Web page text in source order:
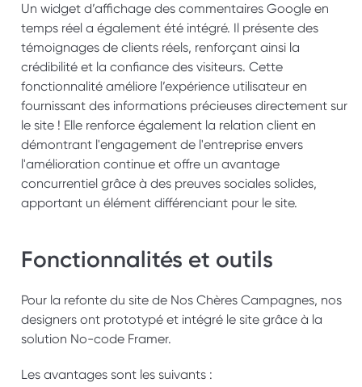
Un widget d’affichage des commentaires Google en
temps réel a également été intégré. Il présente des
témoignages de clients réels, renforçant ainsi la
crédibilité et la confiance des visiteurs. Cette
fonctionnalité améliore l’expérience utilisateur en
fournissant des informations précieuses directement sur
le site ! Elle renforce également la relation client en
démontrant l'engagement de l'entreprise envers
l'amélioration continue et offre un avantage
concurrentiel grâce à des preuves sociales solides,
apportant un élément différenciant pour le site.
Fonctionnalités et outils
Pour la refonte du site de Nos Chères Campagnes, nos
designers ont prototypé et intégré le site grâce à la
solution No-code Framer.
Les avantages sont les suivants :